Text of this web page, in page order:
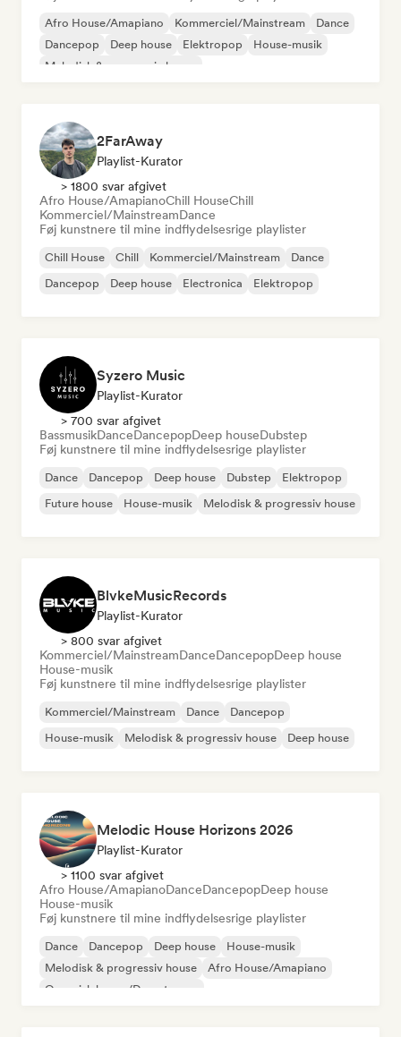
Afro House/Amapiano Kommerciel/Mainstream
Dance
Dancepop
Deep house Elektropop
House-musik
Melodisk & progressiv house
2FarAway
Playlist-Kurator
> 1800 svar afgivet
Afro House/AmapianoChill HouseChill
Kommerciel/MainstreamDance
Føj kunstnere til mine indflydelsesrige playlister
Chill House Chill Kommerciel/Mainstream
Dance
Dancepop
Deep house Electronica Elektropop
Syzero Music
Playlist-Kurator
> 700 svar afgivet
BassmusikDanceDancepopDeep houseDubstep
Føj kunstnere til mine indflydelsesrige playlister
Dance Dancepop Deep house Dubstep
Elektropop
Future house
House-musik Melodisk & progressiv house
BlvkeMusicRecords
Playlist-Kurator
> 800 svar afgivet
Kommerciel/MainstreamDanceDancepopDeep house
House-musik
Føj kunstnere til mine indflydelsesrige playlister
Kommerciel/Mainstream Dance
Dancepop
House-musik
Melodisk & progressiv house Deep house
Melodic House Horizons 2026
Playlist-Kurator
> 1100 svar afgivet
Afro House/AmapianoDanceDancepopDeep house
House-musik
Føj kunstnere til mine indflydelsesrige playlister
Dance Dancepop Deep house
House-musik
Melodisk & progressiv house
Afro House/Amapiano
Organisk house/Downtempo